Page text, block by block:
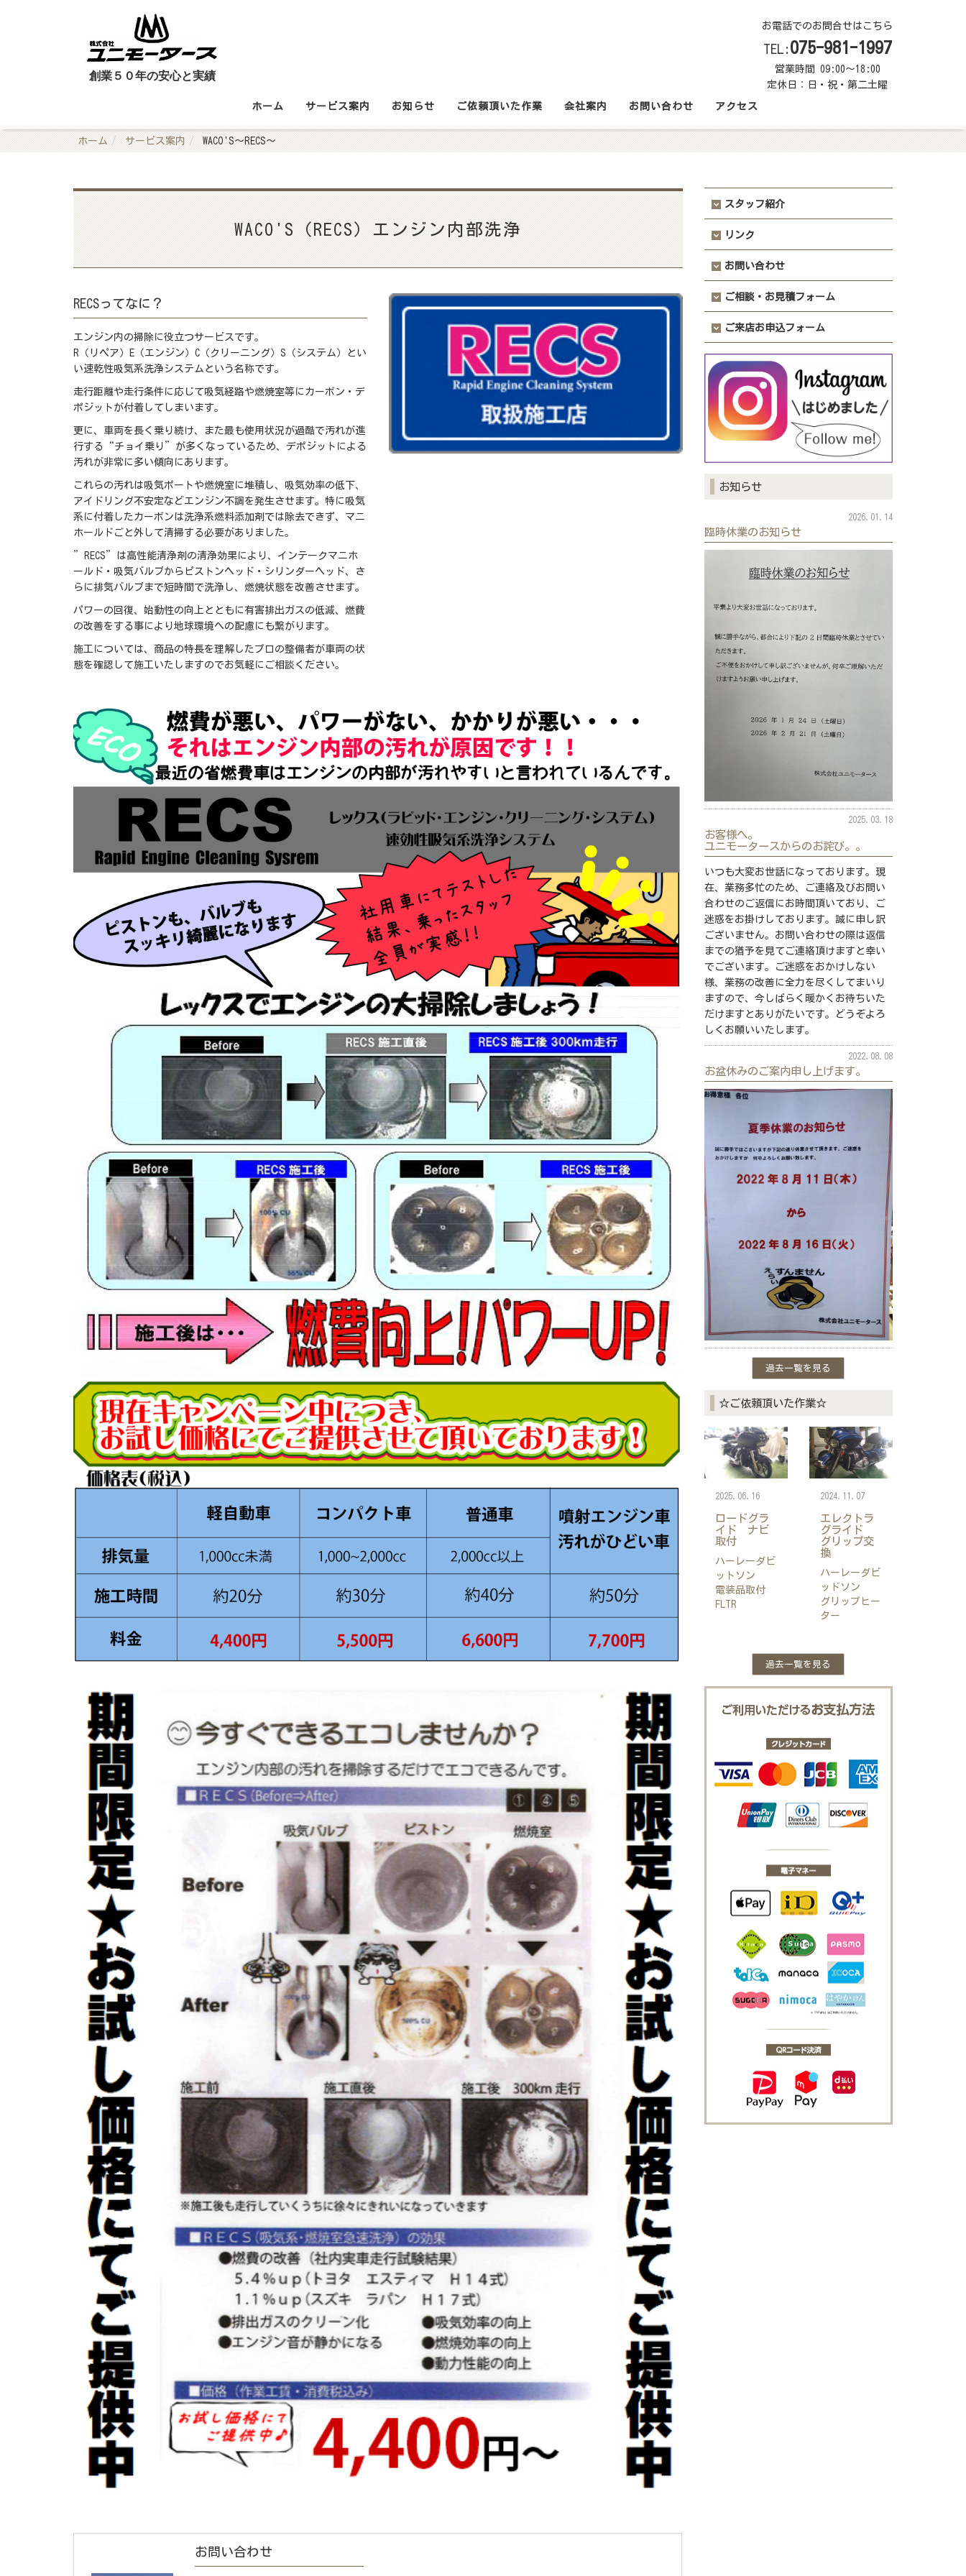
創業５０年の安心と実績
お電話でのお問合せはこちら
TEL:075-981-1997
営業時間 09:00～18:00
定休日：日・祝・第二土曜
ホーム サービス案内 お知らせ ご依頼頂いた作業 会社案内 お問い合わせ アクセス
ホーム サービス案内 WACO'S～RECS～
WACO'S（RECS）エンジン内部洗浄
RECSってなに？
エンジン内の掃除に役立つサービスです。
R（リペア）E（エンジン）C（クリーニング）S（システム）とい
い速乾性吸気系洗浄システムという名称です。
走行距離や走行条件に応じて吸気経路や燃焼室等にカーボン・デ
ポジットが付着してしまいます。
更に、車両を長く乗り続け、また最も使用状況が過酷で汚れが進
行する“チョイ乗り”が多くなっているため、デポジットによる
汚れが非常に多い傾向にあります。
これらの汚れは吸気ポートや燃焼室に堆積し、吸気効率の低下、
アイドリング不安定などエンジン不調を発生させます。特に吸気
系に付着したカーボンは洗浄系燃料添加剤では除去できず、マニ
ホールドごと外して清掃する必要がありました。
”RECS”は高性能清浄剤の清浄効果により、インテークマニホ
ールド・吸気バルブからピストンヘッド・シリンダーヘッド、さ
らに排気バルブまで短時間で洗浄し、燃焼状態を改善させます。
パワーの回復、始動性の向上とともに有害排出ガスの低減、燃費
の改善をする事により地球環境への配慮にも繋がります。
施工については、商品の特長を理解したプロの整備者が車両の状
態を確認して施工いたしますのでお気軽にご相談ください。
お問い合わせ
スタッフ紹介
リンク
お問い合わせ
ご相談・お見積フォーム
ご来店お申込フォーム
お知らせ
2026.01.14
臨時休業のお知らせ
2025.03.18
お客様へ。
ユニモータースからのお詫び。。
いつも大変お世話になっております。現
在、業務多忙のため、ご連絡及びお問い
合わせのご返信にお時間頂いており、ご
迷惑をお掛けしております。誠に申し訳
ございません。お問い合わせの際は返信
までの猶予を見てご連絡頂けますと幸い
でございます。ご迷惑をおかけしない
様、業務の改善に全力を尽くしてまいり
ますので、今しばらく暖かくお待ちいた
だけますとありがたいです。どうぞよろ
しくお願いいたします。
2022.08.08
お盆休みのご案内申し上げます。
過去一覧を見る
☆ご依頼頂いた作業☆
ロードグラ
イド ナビ
取付
2025.06.16
ハーレーダビ
ットソン
電装品取付
FLTR
エレクトラ
グライド
グリップ交
換
2024.11.07
ハーレーダビ
ッドソン
グリップヒー
ター
過去一覧を見る